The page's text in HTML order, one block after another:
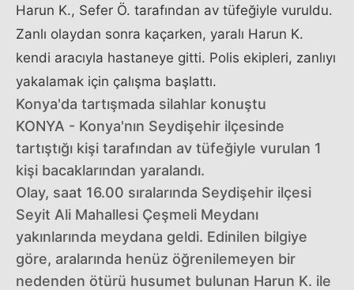
Harun K., Sefer Ö. tarafından av tüfeğiyle vuruldu.
Zanlı olaydan sonra kaçarken, yaralı Harun K.
kendi aracıyla hastaneye gitti. Polis ekipleri, zanlıyı
yakalamak için çalışma başlattı.
Konya'da tartışmada silahlar konuştu
KONYA - Konya'nın Seydişehir ilçesinde
tartıştığı kişi tarafından av tüfeğiyle vurulan 1
kişi bacaklarından yaralandı.
Olay, saat 16.00 sıralarında Seydişehir ilçesi
Seyit Ali Mahallesi Çeşmeli Meydanı
yakınlarında meydana geldi. Edinilen bilgiye
göre, aralarında henüz öğrenilemeyen bir
nedenden ötürü husumet bulunan Harun K. ile